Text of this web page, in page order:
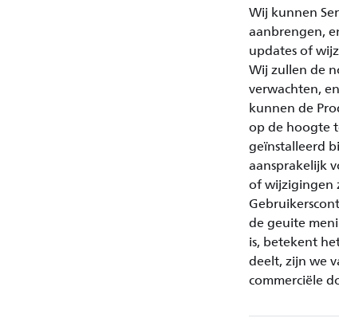
Wij kunnen
aanbrengen,
updates of
Wij zullen de
verwachten,
kunnen de
op de hoogte
geïnstalleerd
aansprakelijk
of wijzigingen
de geuite
is, betekent
deelt, zijn we
commerciële